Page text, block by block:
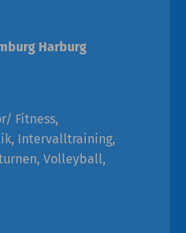
Harburg
Fitness,
Intervalltraining,
Volleyball,